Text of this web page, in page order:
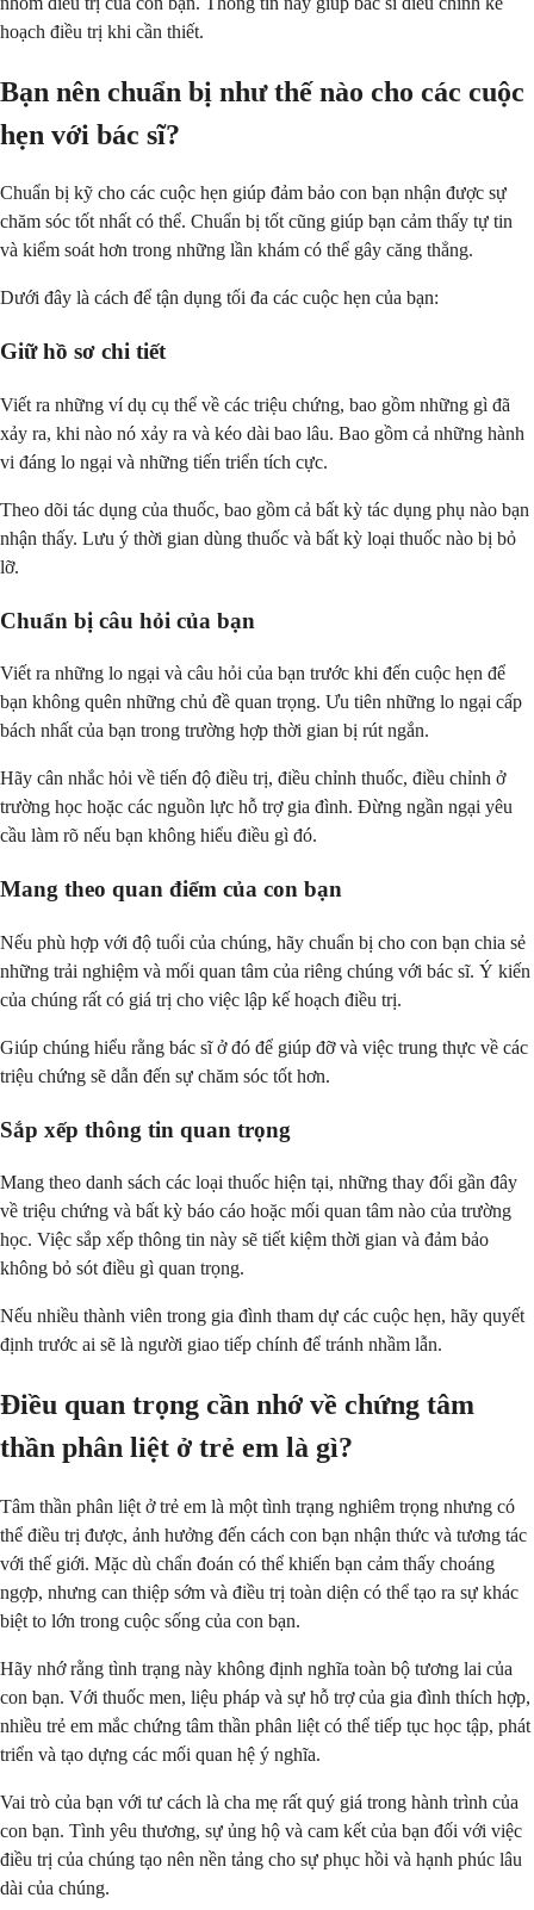
hoạch điều trị khi cần thiết.
Bạn nên chuẩn bị như thế nào cho các cuộc
hẹn với bác sĩ?
Chuẩn bị kỹ cho các cuộc hẹn giúp đảm bảo con bạn nhận được sự
chăm sóc tốt nhất có thể. Chuẩn bị tốt cũng giúp bạn cảm thấy tự tin
và kiểm soát hơn trong những lần khám có thể gây căng thẳng.
Dưới đây là cách để tận dụng tối đa các cuộc hẹn của bạn:
Giữ hồ sơ chi tiết
Viết ra những ví dụ cụ thể về các triệu chứng, bao gồm những gì đã
xảy ra, khi nào nó xảy ra và kéo dài bao lâu. Bao gồm cả những hành
vi đáng lo ngại và những tiến triển tích cực.
Theo dõi tác dụng của thuốc, bao gồm cả bất kỳ tác dụng phụ nào bạn
nhận thấy. Lưu ý thời gian dùng thuốc và bất kỳ loại thuốc nào bị bỏ
lỡ.
Chuẩn bị câu hỏi của bạn
Viết ra những lo ngại và câu hỏi của bạn trước khi đến cuộc hẹn để
bạn không quên những chủ đề quan trọng. Ưu tiên những lo ngại cấp
bách nhất của bạn trong trường hợp thời gian bị rút ngắn.
Hãy cân nhắc hỏi về tiến độ điều trị, điều chỉnh thuốc, điều chỉnh ở
trường học hoặc các nguồn lực hỗ trợ gia đình. Đừng ngần ngại yêu
cầu làm rõ nếu bạn không hiểu điều gì đó.
Mang theo quan điểm của con bạn
Nếu phù hợp với độ tuổi của chúng, hãy chuẩn bị cho con bạn chia sẻ
những trải nghiệm và mối quan tâm của riêng chúng với bác sĩ. Ý kiến
của chúng rất có giá trị cho việc lập kế hoạch điều trị.
Giúp chúng hiểu rằng bác sĩ ở đó để giúp đỡ và việc trung thực về các
triệu chứng sẽ dẫn đến sự chăm sóc tốt hơn.
Sắp xếp thông tin quan trọng
Mang theo danh sách các loại thuốc hiện tại, những thay đổi gần đây
về triệu chứng và bất kỳ báo cáo hoặc mối quan tâm nào của trường
học. Việc sắp xếp thông tin này sẽ tiết kiệm thời gian và đảm bảo
không bỏ sót điều gì quan trọng.
Nếu nhiều thành viên trong gia đình tham dự các cuộc hẹn, hãy quyết
định trước ai sẽ là người giao tiếp chính để tránh nhầm lẫn.
Điều quan trọng cần nhớ về chứng tâm
thần phân liệt ở trẻ em là gì?
Tâm thần phân liệt ở trẻ em là một tình trạng nghiêm trọng nhưng có
thể điều trị được, ảnh hưởng đến cách con bạn nhận thức và tương tác
với thế giới. Mặc dù chẩn đoán có thể khiến bạn cảm thấy choáng
ngợp, nhưng can thiệp sớm và điều trị toàn diện có thể tạo ra sự khác
biệt to lớn trong cuộc sống của con bạn.
Hãy nhớ rằng tình trạng này không định nghĩa toàn bộ tương lai của
con bạn. Với thuốc men, liệu pháp và sự hỗ trợ của gia đình thích hợp,
nhiều trẻ em mắc chứng tâm thần phân liệt có thể tiếp tục học tập, phát
triển và tạo dựng các mối quan hệ ý nghĩa.
Vai trò của bạn với tư cách là cha mẹ rất quý giá trong hành trình của
con bạn. Tình yêu thương, sự ủng hộ và cam kết của bạn đối với việc
điều trị của chúng tạo nên nền tảng cho sự phục hồi và hạnh phúc lâu
dài của chúng.